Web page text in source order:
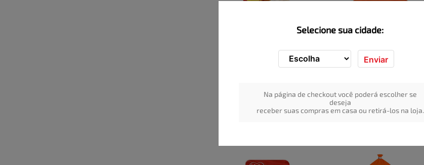
Selecione sua cidade:
Enviar
Na página de checkout você poderá escolher se
deseja
receber suas compras em casa ou retirá-los na loja.
Asas de Frango SADIA
ADICIONAR
Coxinha da asa bandeja
ADICIONAR